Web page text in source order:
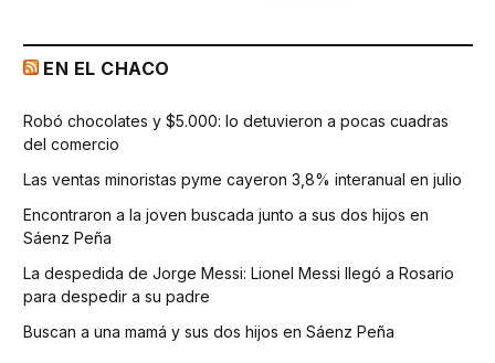
EN EL CHACO
Robó chocolates y $5.000: lo detuvieron a pocas cuadras
del comercio
Las ventas minoristas pyme cayeron 3,8% interanual en julio
Encontraron a la joven buscada junto a sus dos hijos en
Sáenz Peña
La despedida de Jorge Messi: Lionel Messi llegó a Rosario
para despedir a su padre
Buscan a una mamá y sus dos hijos en Sáenz Peña